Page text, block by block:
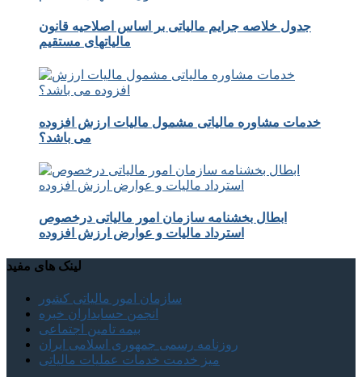
جدول خلاصه جرایم مالیاتی بر اساس اصلاحیه قانون
مالیاتهای مستقیم
خدمات مشاوره مالیاتی مشمول مالیات ارزش افزوده
می باشد؟
ابطال بخشنامه سازمان امور مالیاتی درخصوص
استرداد مالیات و عوارض ارزش افزوده
لینک های مفید
سازمان امور مالیاتی کشور
انجمن حسابداران خبره
بیمه تامین اجتماعی
روزنامه رسمی جمهوری اسلامی ایران
میز خدمت خدمات عملیات مالیاتی